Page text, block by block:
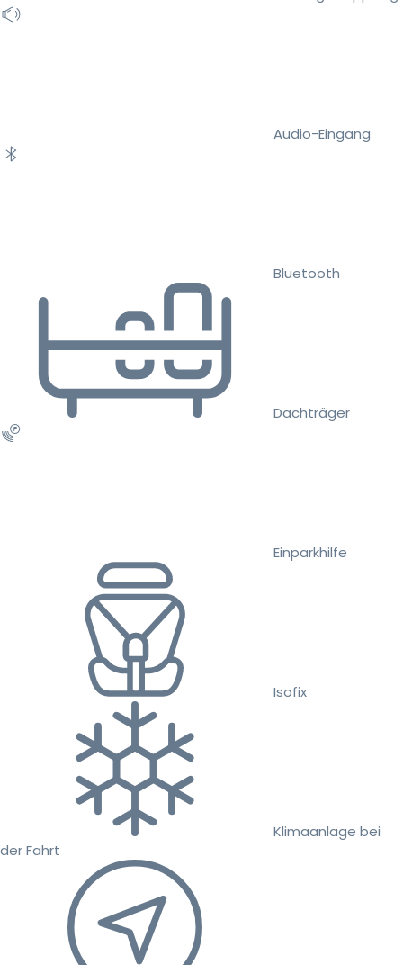
Audio-Eingang
Bluetooth
Dachträger
Einparkhilfe
Isofix
Klimaanlage bei
der Fahrt